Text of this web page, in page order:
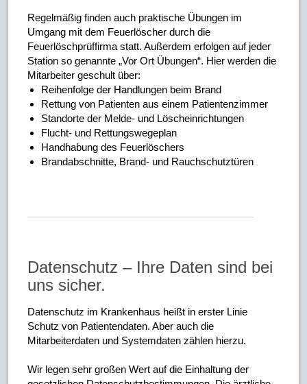
Regelmäßig finden auch praktische Übungen im
Umgang mit dem Feuerlöscher durch die
Feuerlöschprüffirma statt. Außerdem erfolgen auf jeder
Station so genannte „Vor Ort Übungen“. Hier werden die
Mitarbeiter geschult über:
Reihenfolge der Handlungen beim Brand
Rettung von Patienten aus einem Patientenzimmer
Standorte der Melde- und Löscheinrichtungen
Flucht- und Rettungswegeplan
Handhabung des Feuerlöschers
Brandabschnitte, Brand- und Rauchschutztüren
Datenschutz – Ihre Daten sind bei
uns sicher.
Datenschutz im Krankenhaus heißt in erster Linie
Schutz von Patientendaten. Aber auch die
Mitarbeiterdaten und Systemdaten zählen hierzu.
Wir legen sehr großen Wert auf die Einhaltung der